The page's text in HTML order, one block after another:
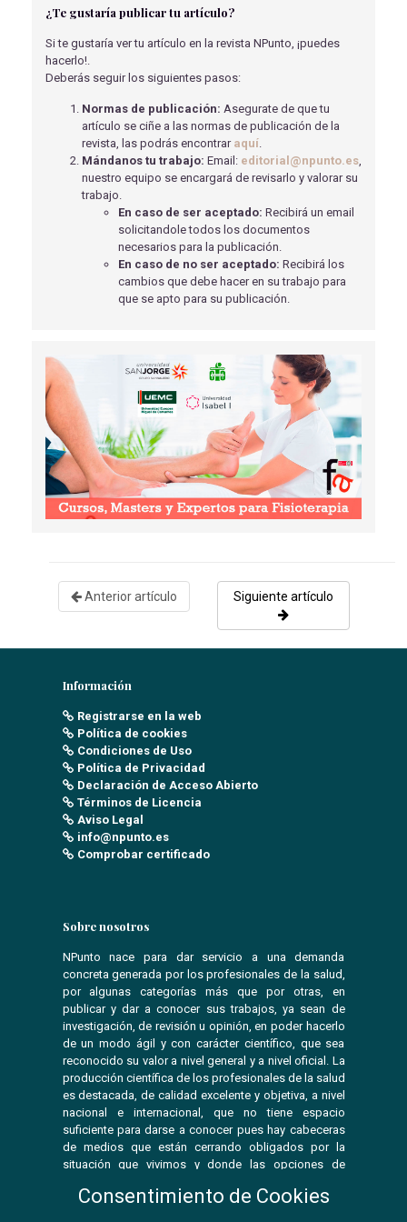
ENFERMERÍA.
PROPUESTA PROTOCOLO COMUNICACIÓN DE
ENFERMERÍA EN SERVICIO DE URGENCIAS Y
Sanz Caba, A.F- 14/08/2025
LA INTERVENCIÓN DE ENFERMERÍA EN
PROCEDIMIENTOS ANESTÉSICOS Y QUIRÚRGICOS PARA
LA DISMINUCIÓN DE LA ANSIEDAD
Gómez Brusi, C
MANEJO DE CONDUCTA SUICIDA EN LOS SERVICIOS
DE URGENCIAS
Rodríguez Hurtado, E- 01/09/2018
SOBREVIVIR A LOS CUIDADOS INTENSIVOS-EL
TOXINA BOTULÍNICA PARA EL TRATAMIENTO DE
VEJIGAS HIPERACTIVAS: ACTUACIÓN DE ENFERMERÍA
Ortega López, L
- 01/09/2018
¿Te gustaría publicar tu artículo?
Si te gustaría ver tu artículo en la revista NPunto, ¡puedes
hacerlo!.
Deberás seguir los siguientes pasos:
Normas de publicación: Asegurate de que tu
artículo se ciñe a las normas de publicación de la
revista, las podrás encontrar aquí
Mándanos tu trabajo: Email: editorial@npunto.es
nuestro equipo se encargará de revisarlo y valorar su
trabajo.
En caso de ser aceptado: Recibirá un email
solicitandole todos los documentos
necesarios para la publicación.
En caso de no ser aceptado: Recibirá los
cambios que debe hacer en su trabajo para
que se apto para su publicación.
Anterior artículo Siguiente artículo
Información
Registrarse en la web
Política de cookies
Condiciones de Uso
Política de Privacidad
Declaración de Acceso Abierto
Términos de Licencia
Aviso Legal
info@npunto.es
Comprobar certificado
Sobre nosotros
NPunto nace para dar servicio a una demanda
concreta generada por los profesionales de la salud,
por algunas categorías más que por otras, en
publicar y dar a conocer sus trabajos, ya sean de
investigación, de revisión u opinión, en poder hacerlo
de un modo ágil y con carácter científico, que sea
reconocido su valor a nivel general y a nivel oficial. La
producción científica de los profesionales de la salud
es destacada, de calidad excelente y objetiva, a nivel
nacional e internacional, que no tiene espacio
suficiente para darse a conocer pues hay cabeceras
de medios que están cerrando obligados por la
situación que vivimos y donde las opciones de
Consentimiento de Cookies